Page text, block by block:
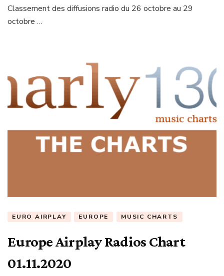
Classement des diffusions radio du 26 octobre au 29
octobre …
EURO AIRPLAY EUROPE MUSIC CHARTS
Europe Airplay Radios Chart
01.11.2020